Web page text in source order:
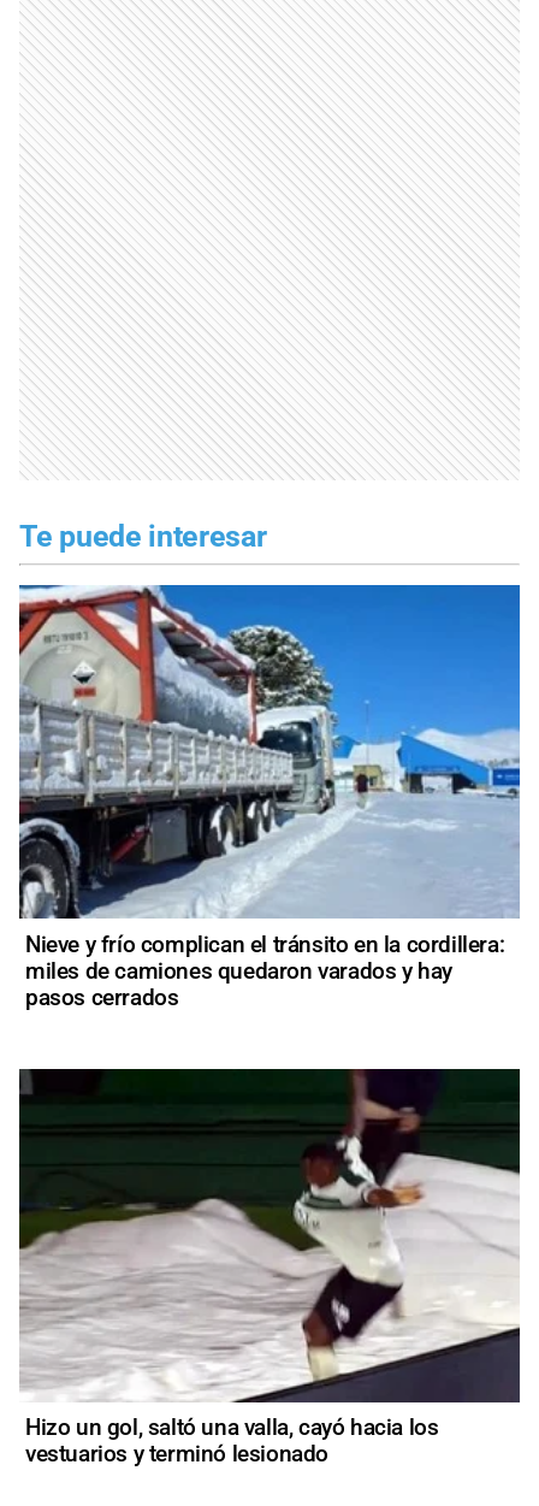
Te puede interesar
Nieve y frío complican el tránsito en la cordillera:
miles de camiones quedaron varados y hay
pasos cerrados
Hizo un gol, saltó una valla, cayó hacia los
vestuarios y terminó lesionado